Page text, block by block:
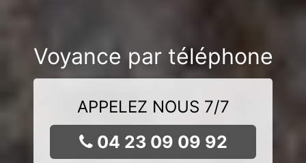
Voyance par téléphone
APPELEZ NOUS 7/7
04 23 09 09 92